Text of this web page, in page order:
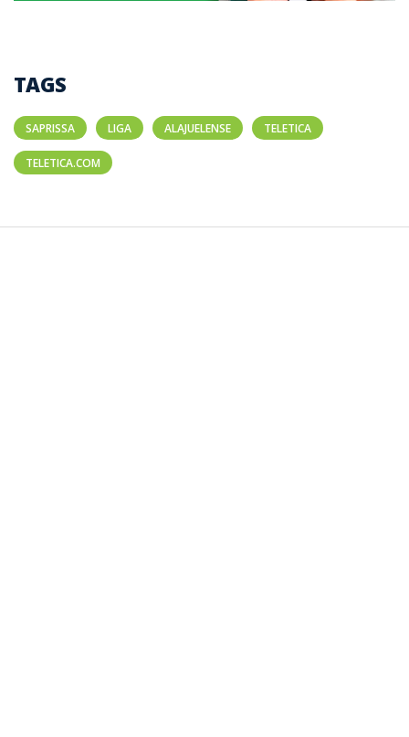
TAGS
SAPRISSA LIGA ALAJUELENSE TELETICA
TELETICA.COM